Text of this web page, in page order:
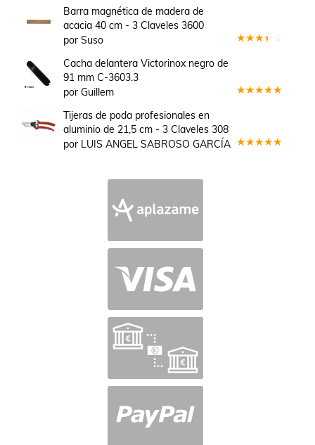
Barra magnética de madera de
acacia 40 cm - 3 Claveles 3600
por Suso
Cacha delantera Victorinox negro de
91 mm C-3603.3
por Guillem
Tijeras de poda profesionales en
aluminio de 21,5 cm - 3 Claveles 308
por LUIS ANGEL SABROSO GARCÍA